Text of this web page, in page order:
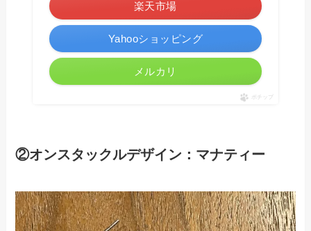
楽天市場
Yahooショッピング
メルカリ
ポチップ
②オンスタックルデザイン：マナティー